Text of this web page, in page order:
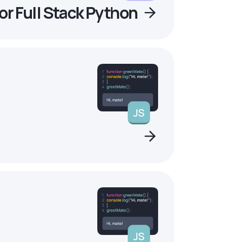
Full Stack Python